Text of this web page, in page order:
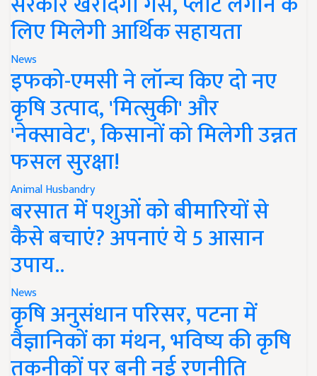
लिए मिलेगी आर्थिक सहायता
News
इफको-एमसी ने लॉन्च किए दो नए
कृषि उत्पाद, 'मित्सुकी' और
'नेक्सावेट', किसानों को मिलेगी उन्नत
फसल सुरक्षा!
Animal Husbandry
बरसात में पशुओं को बीमारियों से
कैसे बचाएं? अपनाएं ये 5 आसान
उपाय..
News
कृषि अनुसंधान परिसर, पटना में
वैज्ञानिकों का मंथन, भविष्य की कृषि
तकनीकों पर बनी नई रणनीति